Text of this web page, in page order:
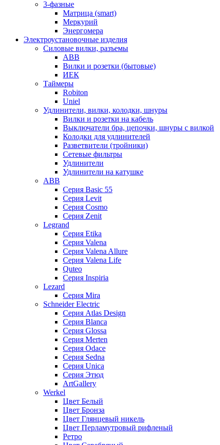
3-фазные
Матрица (smart)
Меркурий
Энергомера
Электроустановочные изделия
Силовые вилки, разъемы
ABB
Вилки и розетки (бытовые)
ИЕК
Таймеры
Robiton
Uniel
Удлинители, вилки, колодки, шнуры
Вилки и розетки на кабель
Выключатели бра, цепочки, шнуры с вилкой
Колодки для удлинителей
Разветвители (тройники)
Сетевые фильтры
Удлинители
Удлинители на катушке
ABB
Серия Basic 55
Серия Levit
Серия Cosmo
Серия Zenit
Legrand
Серия Etika
Серия Valena
Серия Valena Allure
Серия Valena Life
Quteo
Серия Inspiria
Lezard
Серия Mira
Schneider Electric
Серия Atlas Design
Серия Blanca
Серия Glossa
Серия Merten
Серия Odace
Серия Sedna
Серия Unica
Серия Этюд
ArtGallery
Werkel
Цвет Белый
Цвет Бронза
Цвет Глянцевый никель
Цвет Перламутровый рифленый
Ретро